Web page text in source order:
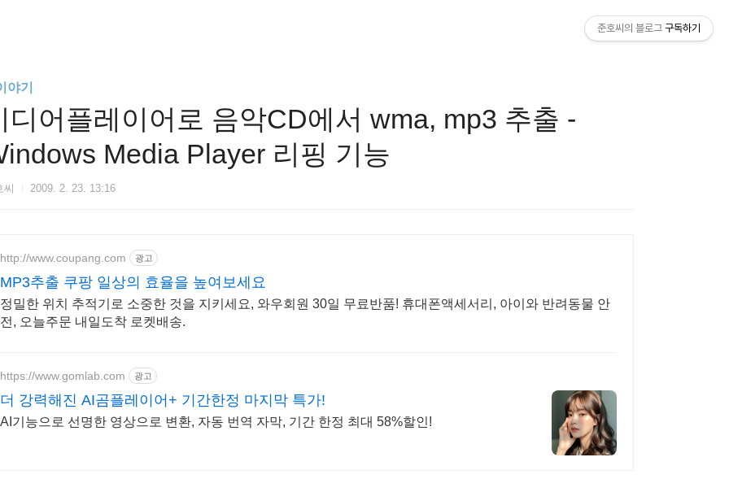
야기
디어플레이어로 음악CD에서 wma, mp3 추출 -
Media Player 리핑 기능
2009. 2. 23. 13:16
http://www.coupang.com 광고
MP3추출 쿠팡 일상의 효율을 높여보세요
정밀한 위치 추적기로 소중한 것을 지키세요, 와우회원 30일 무료반품! 휴대폰액세서리, 아이와 반려동물 안
전, 오늘주문 내일도착 로켓배송.
https://www.gomlab.com 광고
더 강력해진 AI곰플레이어+ 기간한정 마지막 특가!
AI기능으로 선명한 영상으로 변환, 자동 번역 자막, 기간 한정 최대 58%할인!
준호씨의 블로그 구독하기